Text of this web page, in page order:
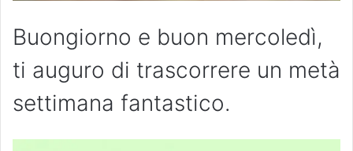
Buongiorno e buon mercoledì,
ti auguro di trascorrere un metà
settimana fantastico.